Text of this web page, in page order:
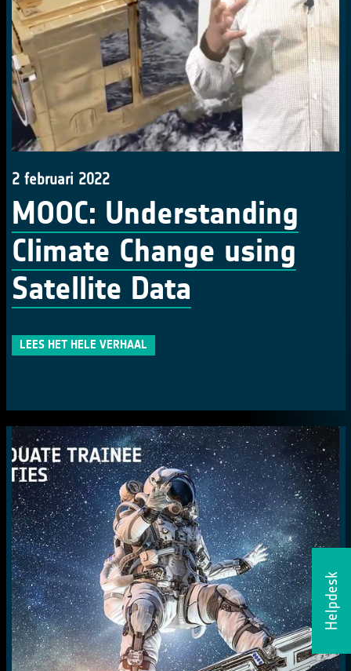
Helpdesk
2 februari 2022
MOOC: Understanding
Climate Change using
Satellite Data
LEES HET HELE VERHAAL